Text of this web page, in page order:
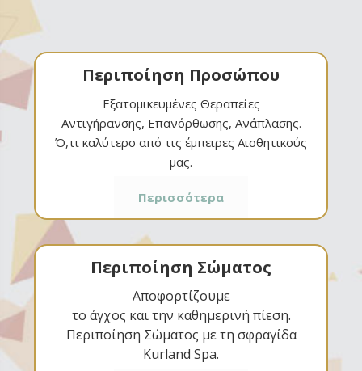
Περιποίηση Προσώπου
Εξατομικευμένες Θεραπείες
Αντιγήρανσης, Επανόρθωσης, Ανάπλασης.
Ό,τι καλύτερο από τις έμπειρες Αισθητικούς
μας.
Περισσότερα
Περιποίηση Σώματος
Αποφορτίζουμε
το άγχος και την καθημερινή πίεση.
Περιποίηση Σώματος με τη σφραγίδα
Kurland Spa.